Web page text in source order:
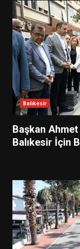
Balıkesir
Başkan
Balıkesir İçin